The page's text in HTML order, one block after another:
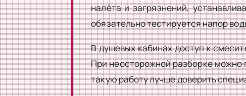
налёта и загрязнений,
обязательно тестируется напор
В душевых кабинах доступ к
При неосторожной разборке можно
такую работу лучше доверить